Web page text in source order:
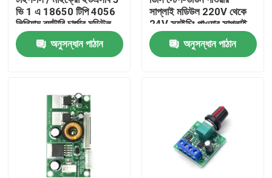
আমাদের সম্পর্কে
কারখানা পরিদর্শন
ভি 1 এ 18650 টিপি 4056
লিথিয়াম ব্যাটারি চার্জার মডিউল
অনুসন্ধান পাঠান
সাপ্লাই মডিউল 220V থেকে
24V স্যুইচিং পাওয়ার সাপ্লাই
অনুসন্ধান পাঠান